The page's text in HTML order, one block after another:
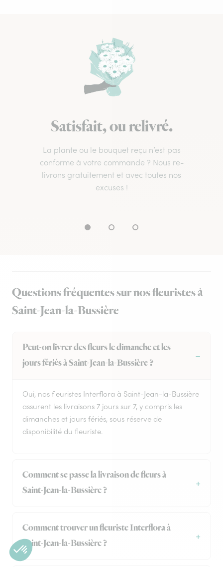
Satisfait, ou relivré.
La plante ou le bouquet reçu n’est pas
conforme à votre commande ? Nous re-
livrons gratuitement et avec toutes nos
excuses !
Questions fréquentes sur nos fleuristes à
Saint-Jean-la-Bussière
Peut-on livrer des fleurs le dimanche et les
jours fériés à Saint-Jean-la-Bussière ?
Oui, nos fleuristes Interflora à Saint-Jean-la-Bussière
assurent les livraisons 7 jours sur 7, y compris les
dimanches et jours fériés, sous réserve de
disponibilité du fleuriste.
Comment se passe la livraison de fleurs à
Saint-Jean-la-Bussière ?
Comment trouver un fleuriste Interflora à
Saint-Jean-la-Bussière ?